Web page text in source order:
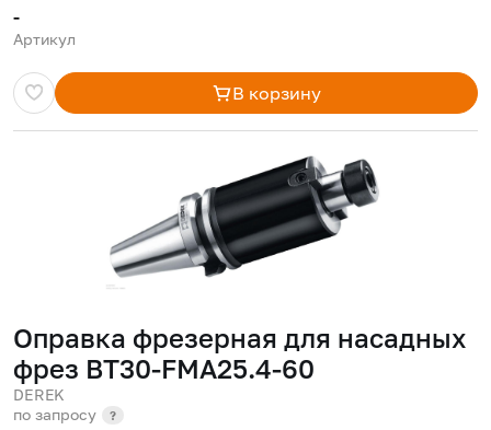
-
Артикул
В корзину
Оправка фрезерная для насадных
фрез BT30-FMA25.4-60
DEREK
по запросу
?